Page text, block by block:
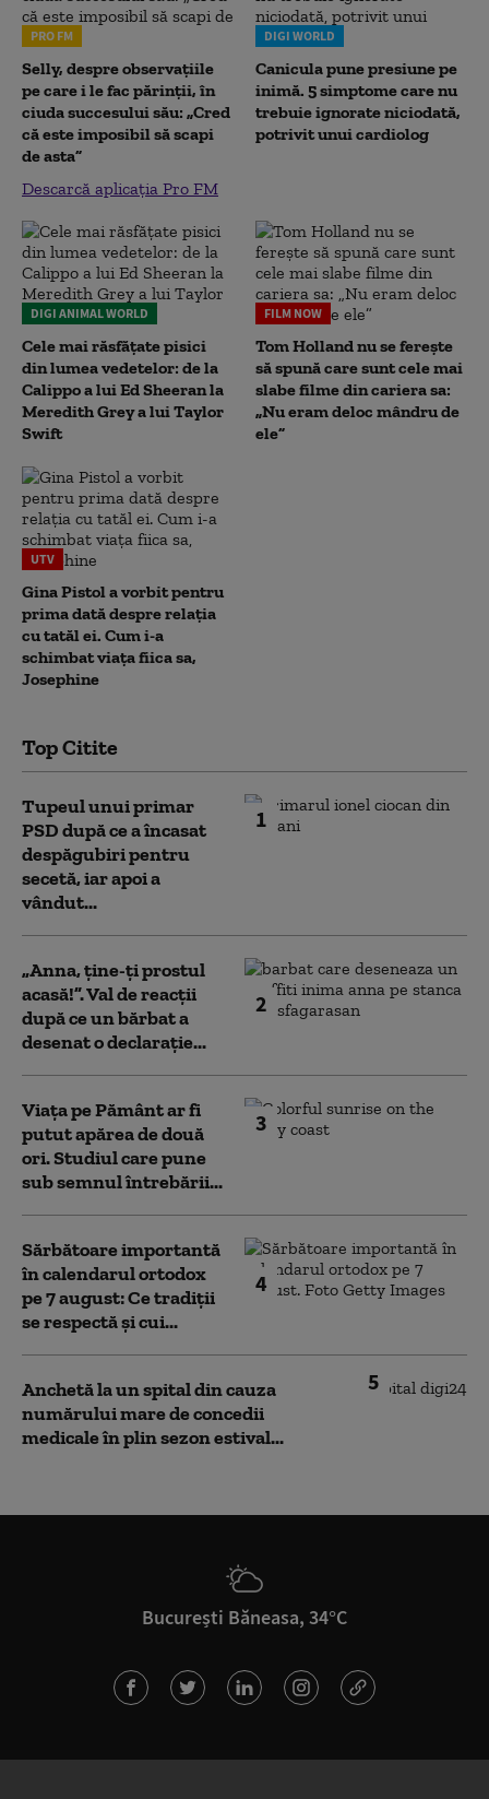
PRO FM
Selly, despre observațiile
pe care i le fac părinții, în
ciuda succesului său: „Cred
că este imposibil să scapi
de asta”
Descarcă aplicația Pro FM
DIGI WORLD
Canicula pune presiune pe
inimă. 5 simptome care nu
trebuie ignorate niciodată,
potrivit unui cardiolog
DIGI ANIMAL WORLD
Cele mai răsfățate pisici
din lumea vedetelor: de la
Calippo a lui Ed Sheeran la
Meredith Grey a lui Taylor
Swift
FILM NOW
Tom Holland nu se ferește
să spună care sunt cele mai
slabe filme din cariera sa:
„Nu eram deloc mândru de
ele”
UTV
Gina Pistol a vorbit pentru
prima dată despre relația
cu tatăl ei. Cum i-a
schimbat viața fiica sa,
Josephine
Top Citite
1
Tupeul unui primar
PSD după ce a încasat
despăgubiri pentru
secetă, iar apoi a
vândut...
2
„Anna, ţine-ţi prostul
acasă!”. Val de reacții
după ce un bărbat a
desenat o declarație...
3
Viața pe Pământ ar fi
putut apărea de două
ori. Studiul care pune
sub semnul întrebării...
4
Sărbătoare importantă
în calendarul ortodox
pe 7 august: Ce tradiții
se respectă și cui...
5
Anchetă la un spital din cauza
numărului mare de concedii
medicale în plin sezon estival...
București Băneasa, 34°C